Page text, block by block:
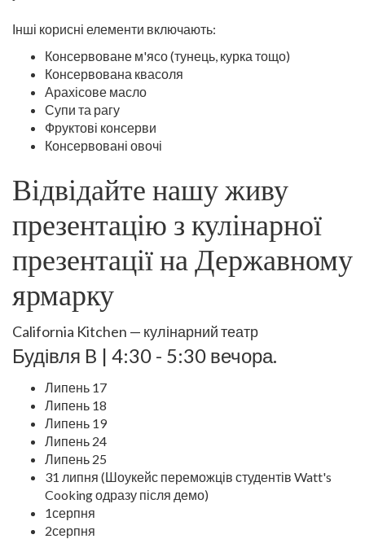
Інші корисні елементи включають:
Консервоване м'ясо (тунець, курка тощо)
Консервована квасоля
Арахісове масло
Супи та рагу
Фруктові консерви
Консервовані овочі
Відвідайте нашу живу
презентацію з кулінарної
презентації на Державному
ярмарку
California Kitchen — кулінарний театр
Будівля B | 4:30 - 5:30 вечора.
Липень 17
Липень 18
Липень 19
Липень 24
Липень 25
31 липня (Шоукейс переможців студентів Watt's
Cooking одразу після демо)
1серпня
2серпня